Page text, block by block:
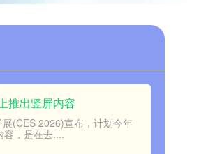
推出竖屏内容
(CES 2026)宣布，计划今年
容，是在去....